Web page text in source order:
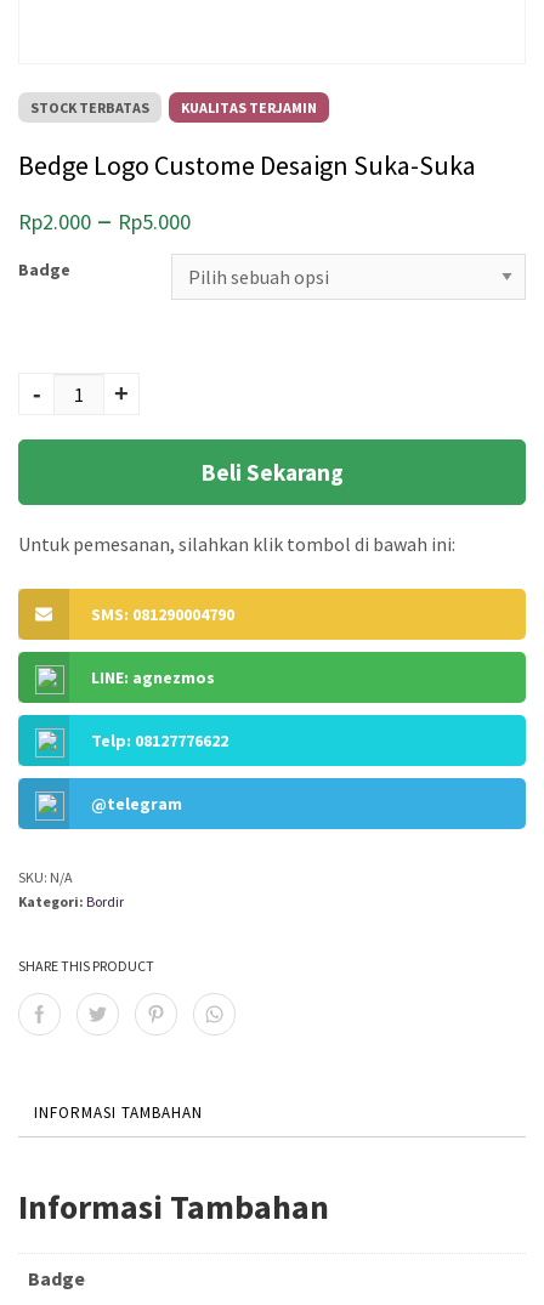
STOCK TERBATAS KUALITAS TERJAMIN
Bedge Logo Custome Desaign Suka-Suka
Rp2.000 – Rp5.000R
e
n
g
h
a
g
a
:
R
p
.
h
i
g
g
R
p
Badge
Logo Custome
- +
Beli Sekarang
Untuk pemesanan, silahkan klik tombol di bawah ini:
SMS: 081290004790
LINE: agnezmos
Telp: 08127776622
@telegram
SKU: N/A
Kategori: Bordir
SHARE THIS PRODUCT
INFORMASI TAMBAHAN
Informasi Tambahan
Badge